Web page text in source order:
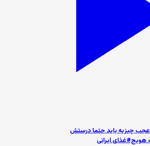
چیزیه باید حتما درستش
ایرانی